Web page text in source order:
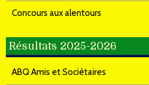
Concours aux alentours
Résultats 2025-2026
ABQ Amis et Sociétaires